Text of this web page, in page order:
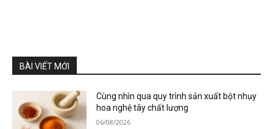
BÀI VIẾT MỚI
Cùng nhìn qua quy trình sản xuất bột nhụy
hoa nghệ tây chất lượng
06/08/2026